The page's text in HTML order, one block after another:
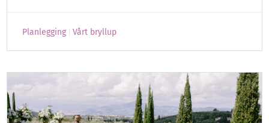
Planlegging Vårt bryllup